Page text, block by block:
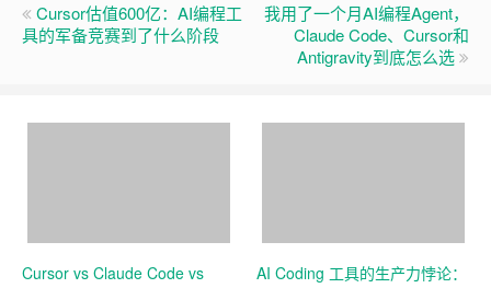
Cursor估值600亿：AI编程工
具的军备竞赛到了什么阶段
我用了一个月AI编程Agent，
Claude Code、Cursor和
Antigravity到底怎么选
Cursor vs Claude Code vs
AI Coding 工具的生产力悖论：